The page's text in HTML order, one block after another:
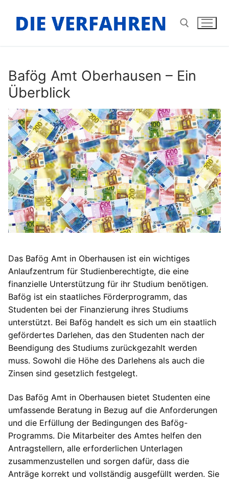
Inhalt
springen
Bafög Amt Oberhausen – Ein
Überblick
Das Bafög Amt in Oberhausen ist ein wichtiges
Anlaufzentrum für Studienberechtigte, die eine
finanzielle Unterstützung für ihr Studium benötigen.
Bafög ist ein staatliches Förderprogramm, das
Studenten bei der Finanzierung ihres Studiums
unterstützt. Bei Bafög handelt es sich um ein staatlich
gefördertes Darlehen, das den Studenten nach der
Beendigung des Studiums zurückgezahlt werden
muss. Sowohl die Höhe des Darlehens als auch die
Zinsen sind gesetzlich festgelegt.
Das Bafög Amt in Oberhausen bietet Studenten eine
umfassende Beratung in Bezug auf die Anforderungen
und die Erfüllung der Bedingungen des Bafög-
Programms. Die Mitarbeiter des Amtes helfen den
Antragstellern, alle erforderlichen Unterlagen
zusammenzustellen und sorgen dafür, dass die
Anträge korrekt und vollständig ausgefüllt werden. Sie